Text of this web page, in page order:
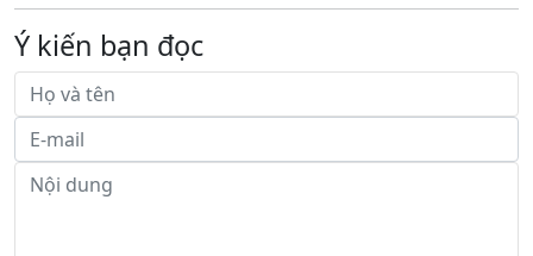
Ý kiến bạn đọc